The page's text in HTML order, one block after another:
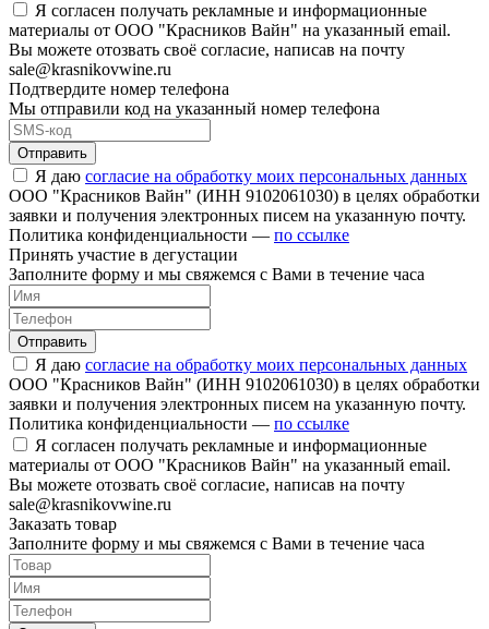
Я согласен получать рекламные и информационные
материалы от ООО "Красников Вайн" на указанный email.
Вы можете отозвать своё согласие, написав на почту
sale@krasnikovwine.ru
Подтвердите номер телефона
Мы отправили код на указанный номер телефона
Отправить
Я даю согласие на обработку моих персональных данных
ООО "Красников Вайн" (ИНН 9102061030) в целях обработки
заявки и получения электронных писем на указанную почту.
Политика конфиденциальности — по ссылке
Принять участие в дегустации
Заполните форму и мы свяжемся с Вами в течение часа
Отправить
Я даю согласие на обработку моих персональных данных
ООО "Красников Вайн" (ИНН 9102061030) в целях обработки
заявки и получения электронных писем на указанную почту.
Политика конфиденциальности — по ссылке
Я согласен получать рекламные и информационные
материалы от ООО "Красников Вайн" на указанный email.
Вы можете отозвать своё согласие, написав на почту
sale@krasnikovwine.ru
Заказать товар
Заполните форму и мы свяжемся с Вами в течение часа